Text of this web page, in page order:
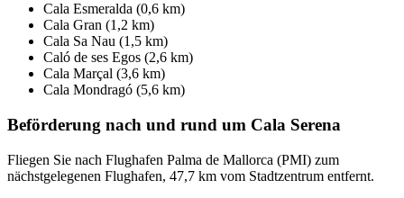
Cala Esmeralda (0,6 km)
Cala Gran (1,2 km)
Cala Sa Nau (1,5 km)
Caló de ses Egos (2,6 km)
Cala Marçal (3,6 km)
Cala Mondragó (5,6 km)
Beförderung nach und rund um Cala Serena
Fliegen Sie nach Flughafen Palma de Mallorca (PMI) zum
nächstgelegenen Flughafen, 47,7 km vom Stadtzentrum entfernt.